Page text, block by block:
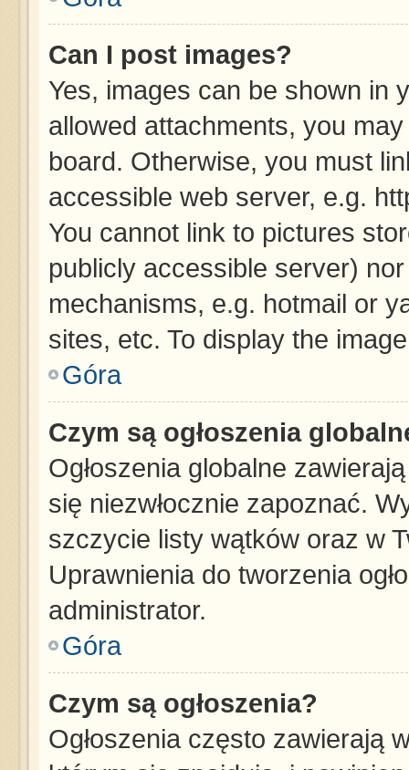
Can I post images?
Yes, images can be shown in
allowed attachments, you
board. Otherwise, you must
accessible web server, e.g.
You cannot link to pictures
publicly accessible server)
mechanisms, e.g. hotmail or
sites, etc. To display the
Góra
Czym są ogłoszenia
Ogłoszenia globalne
się niezwłocznie zapoznać.
szczycie listy wątków oraz w
Uprawnienia do tworzenia
administrator.
Góra
Czym są ogłoszenia?
Ogłoszenia często zawierają